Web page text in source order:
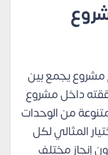
مشروع يجمع بين
حققته داخل مشروع
من الوحدات
المثالي لكل
إنجاز مختلف